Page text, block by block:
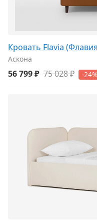
Кровать Flavia
Аскона
56 799 ₽ 75 028 ₽ -24%